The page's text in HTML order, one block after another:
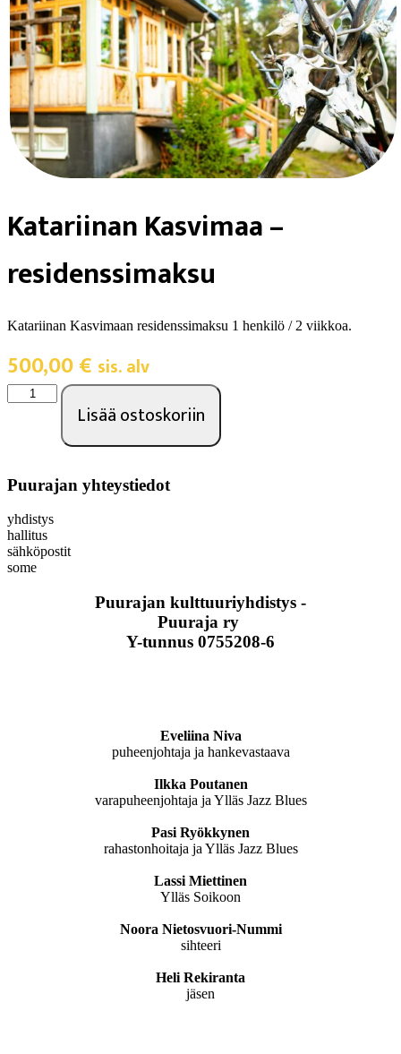
Katariinan Kasvimaa –
residenssimaksu
Katariinan Kasvimaan residenssimaksu 1 henkilö / 2 viikkoa.
500,00€ sis. alv
Lisää ostoskoriin
Puurajan yhteystiedot
yhdistys
hallitus
sähköpostit
some
Puurajan kulttuuriyhdistys -
Puuraja ry
Y-tunnus 0755208-6
Eveliina Niva
puheenjohtaja ja hankevastaava
Ilkka Poutanen
varapuheenjohtaja ja Ylläs Jazz Blues
Pasi Ryökkynen
rahastonhoitaja ja Ylläs Jazz Blues
Lassi Miettinen
Ylläs Soikoon
Noora Nietosvuori-Nummi
sihteeri
Heli Rekiranta
jäsen